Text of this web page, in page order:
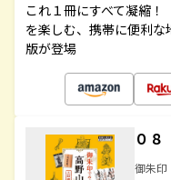
これ１冊にすべて凝縮
を楽しむ、携帯に便利
版が登場
０
御朱印